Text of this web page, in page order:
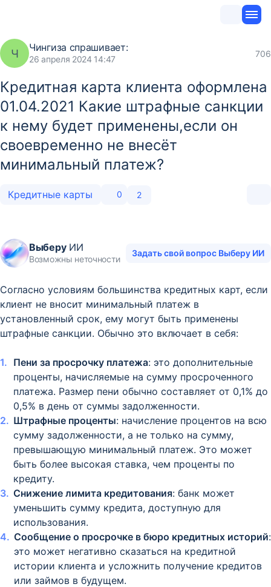
Ч Чингиза спрашивает:
26 апреля 2024 14:47
706
Кредитная карта клиента оформлена
01.04.2021 Какие штрафные санкции
к нему будет применены,если он
своевременно не внесёт
минимальный платеж?
Кредитные карты 0 2
ВыберуИИ
Возможны неточности
Задать свой вопрос Выберу ИИ
Согласно условиям большинства кредитных карт, если
клиент не вносит минимальный платеж в
установленный срок, ему могут быть применены
штрафные санкции. Обычно это включает в себя:
Пени за просрочку платежа: это дополнительные
проценты, начисляемые на сумму просроченного
платежа. Размер пени обычно составляет от 0,1% до
0,5% в день от суммы задолженности.
Штрафные проценты: начисление процентов на всю
сумму задолженности, а не только на сумму,
превышающую минимальный платеж. Это может
быть более высокая ставка, чем проценты по
кредиту.
Снижение лимита кредитования: банк может
уменьшить сумму кредита, доступную для
использования.
Сообщение о просрочке в бюро кредитных историй:
это может негативно сказаться на кредитной
истории клиента и усложнить получение кредитов
или займов в будущем.